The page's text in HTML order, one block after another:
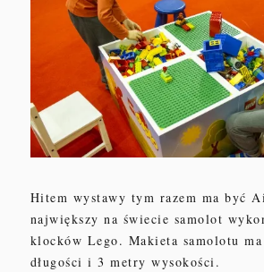
Hitem wystawy tym razem ma być
największy na świecie samolot
klocków Lego. Makieta samolotu
długości i 3 metry wysokości.